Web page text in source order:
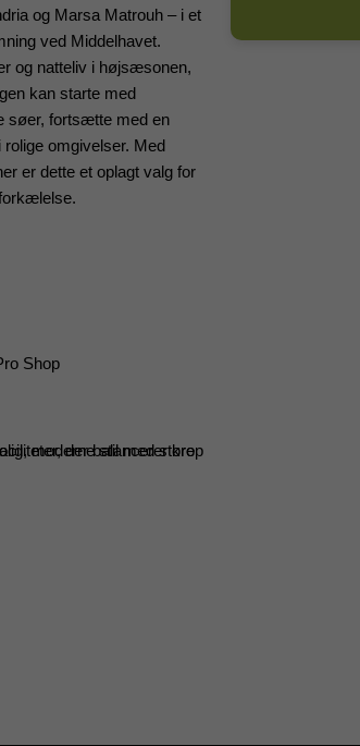
og Marsa Matrouh – i et
ved Middelhavet.
og natteliv i højsæsonen,
kan starte med
søer, fortsætte med en
omgivelser. Med
er dette et oplagt valg for
Shop
der balancerer krop
moderne stil med store